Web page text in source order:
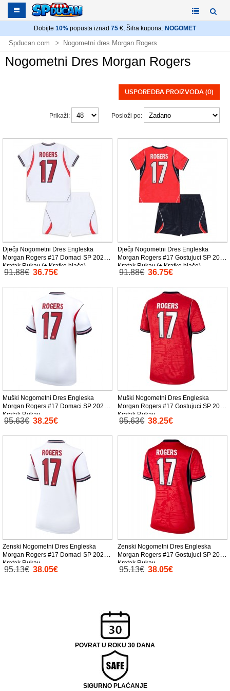
Dobijte 10% popusta iznad 75 €, Šifra kupona: NOGOMET
Spducan.com Nogometni dres Morgan Rogers
Nogometni Dres Morgan Rogers
USPOREDBA PROIZVODA (0)
Posloži po:
Prikaži:
Dječji Nogometni Dres Engleska
Morgan Rogers #17 Domaci SP 2026
Kratak Rukav (+ Kratke hlače)
91.88€ 36.75€
Dječji Nogometni Dres Engleska
Morgan Rogers #17 Gostujuci SP 2026
Kratak Rukav (+ Kratke hlače)
91.88€ 36.75€
Muški Nogometni Dres Engleska
Morgan Rogers #17 Domaci SP 2026
Kratak Rukav
95.63€ 38.25€
Muški Nogometni Dres Engleska
Morgan Rogers #17 Gostujuci SP 2026
Kratak Rukav
95.63€ 38.25€
Zenski Nogometni Dres Engleska
Morgan Rogers #17 Domaci SP 2026
Kratak Rukav
95.13€ 38.05€
Zenski Nogometni Dres Engleska
Morgan Rogers #17 Gostujuci SP 2026
Kratak Rukav
95.13€ 38.05€
POVRAT U ROKU 30 DANA
SIGURNO PLAĆANJE